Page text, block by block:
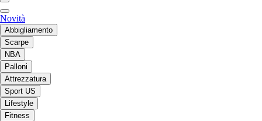
Novità
Abbigliamento
Scarpe
NBA
Palloni
Attrezzatura
Sport US
Lifestyle
Fitness